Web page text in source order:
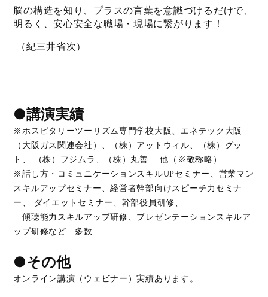
脳の構造を知り、プラスの言葉を意識づけるだけで、
明るく、安心安全な職場・現場に繋がります！
（紀三井省次）
●講演実績
※ホスピタリーツーリズム専門学校大阪、エネテック大阪
（大阪ガス関連会社）、（株）アットウィル、（株）グッ
ト、 （株）フジムラ、（株）丸善 他（※敬称略）
※話し方・コミュニケーションスキルUPセミナー、営業マン
スキルアップセミナー、経営者幹部向けスピーチ力セミナ
ー、 ダイエットセミナー、幹部役員研修、
傾聴能力スキルアップ研修、プレゼンテーションスキルア
ップ研修など 多数
●その他
オンライン講演（ウェビナー）実績あります。